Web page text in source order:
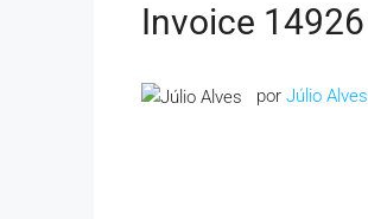
Invoice 14926
por Júlio Alves